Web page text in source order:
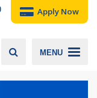
Apply Now
MENU